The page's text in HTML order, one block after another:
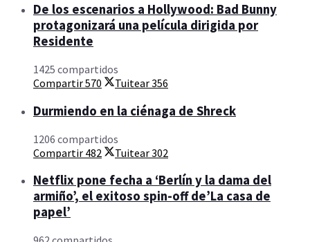
De los escenarios a Hollywood: Bad Bunny
protagonizará una película dirigida por
Residente
1425 compartidos
Compartir570 Tuitear356
Durmiendo en la ciénaga de Shreck
1206 compartidos
Compartir 482 Tuitear302
Netflix pone fecha a ‘Berlín y la dama del
armiño’, el exitoso spin-off de’La casa de
papel’